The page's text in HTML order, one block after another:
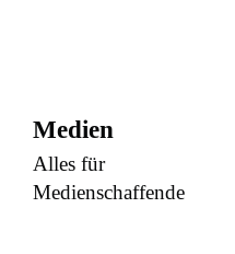
Medien
Alles für
Medienschaffende